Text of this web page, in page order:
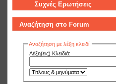
Συχνές Ερωτήσεις
Αναζήτηση στo Forum
Αναζήτηση με λέξη κλειδί:
Λέξη(εις) Κλειδιά: